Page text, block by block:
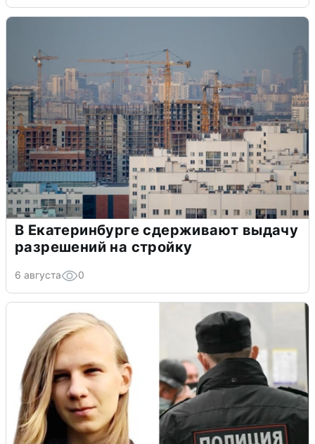
В Екатеринбурге сдерживают выдачу
разрешений на стройку
6 августа 0